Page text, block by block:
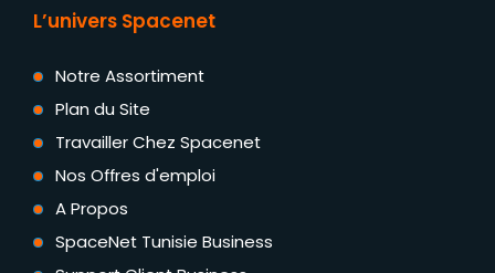
L’univers Spacenet
Notre Assortiment
Plan du Site
Travailler Chez Spacenet
Nos Offres d'emploi
A Propos
SpaceNet Tunisie Business